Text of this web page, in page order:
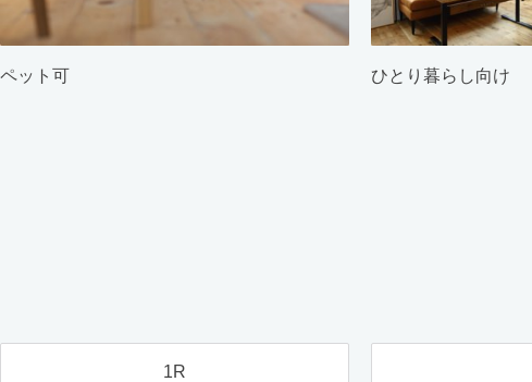
ペット可 ひとり暮らし向け
1R